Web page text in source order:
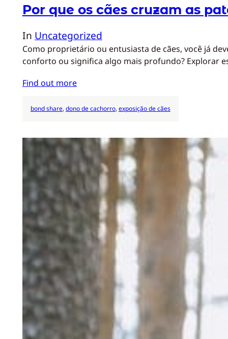
Por que os cães cruzam as
In Uncategorized
Como proprietário ou entusiasta de cães, você já
conforto ou significa algo mais profundo? Explorar
Find out more
bond share, dono de cachorro, exposição de cães